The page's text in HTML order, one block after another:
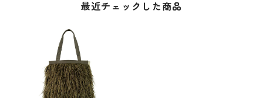
最近チェックした商品